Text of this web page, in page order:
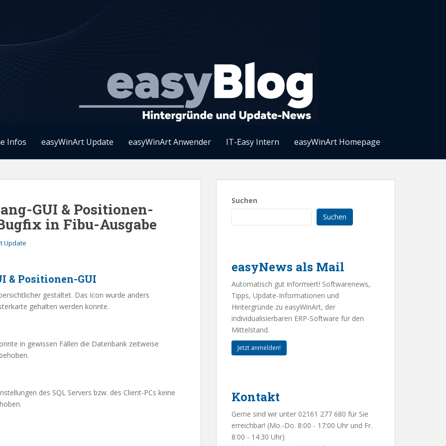
Infos easyWinArt Update easyWinArt Anwender IT-Easy Intern easyWinArt Homepage
GUI & Positionen-
in Fibu-Ausgabe
Update
& Positionen-GUI
gestaltet. Das Icon wurde anders
gehalten werden konnte.
in gewissen Fällen die Datenbank zeitweise
des SQL Servers bzw. des Client-PCs keine
Suchen
Suchen
easyNews als Mail
Automatisch gut informiert! Softwarenews,
Tipps, Update-Informationen und
Hintergründe zu easyWinArt, der
individualisierbaren ERP-Software für den
Mittelstand.
Jetzt anmelden!
Kontakt
Gerne sind wir unter 02161 277 680 für Sie
erreichbar! (Mo.-Do. 8:00 - 17:00 Uhr und Fr.
8:00 - 14:30 Uhr)